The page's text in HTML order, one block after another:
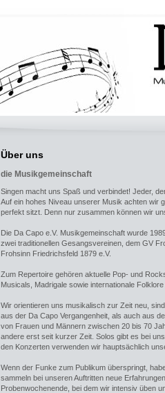
Über uns
die Musikgemeinschaft
Singen macht uns Spaß und verbindet! Jeder,
Auf ein hohes Niveau unserer Musik achten wir
perfekt sitzt. Denn nur zusammen können wir
Die Da Capo e.V. Musikgemeinschaft wurde
zwei traditionellen Gesangsvereinen, dem GV
Frohsinn Friedrichsfeld 1879 e.V.
Zum Repertoire gehören aktuelle Pop- und
Musicals, Madrigale sowie internationale Folklore
Wir orientieren uns musikalisch zur Zeit neu,
aus der Da Capo Vergangenheit, als auch aus
von Frauen und Männern zwischen 20 bis 70
andere erst seit kurzer Zeit. Solos gibt es bei
den Konzerten verwenden wir hauptsächlich
Wenn der Funke zum Publikum überspringt,
sammeln bei unseren Auftritten neue
Probenwochenende, bei dem wir intensiv üben